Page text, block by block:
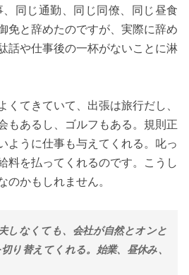
同じ通勤、同じ同僚、同じ昼食
免と辞めたのですが、実際に辞め
話や仕事後の一杯がないことに淋
くてきていて、出張は旅行だし、
もあるし、ゴルフもある。規則正
ように仕事も与えてくれる。叱っ
料を払ってくれるのです。こうし
のかもしれません。
しなくても、会社が自然とオンと
り替えてくれる。始業、昼休み、